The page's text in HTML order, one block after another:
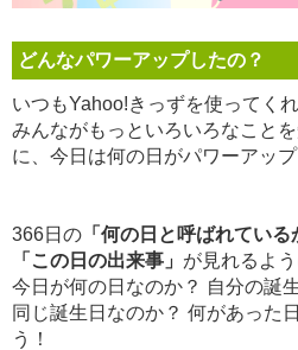
どんなパワーアップしたの？
いつもYahoo!きっずを使ってく
みんながもっといろいろなこと
に、今日は何の日がパワーアップ
366日の 「何の日と呼ばれてい
「この日の出来事」 が見れるよ
今日が何の日なのか？ 自分の誕
同じ誕生日なのか？ 何があった
う！